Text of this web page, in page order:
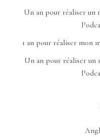
Un an pour réaliser un
1 an pour réaliser mon
Un an pour réaliser un